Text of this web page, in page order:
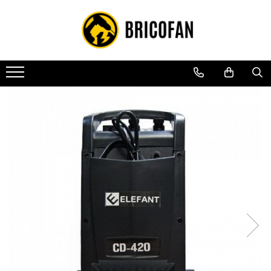
Toate Produsele
Vehicule electrice
Atv
Piese de schimb vehicule electrice
Tricicluri cargo fara permis
Tricicluri persoane
Trotinete electrice